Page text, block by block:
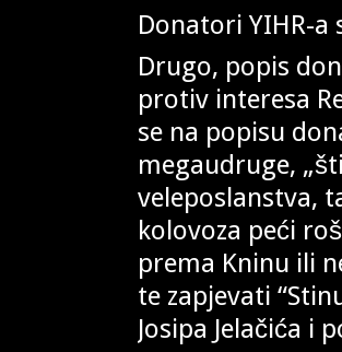
Donatori YIHR-a
Drugo, popis
protiv interesa
se na popisu
megaudruge,
veleposlanstva,
kolovoza peći
prema Kninu ili
te zapjevati
Josipa Jelačića i